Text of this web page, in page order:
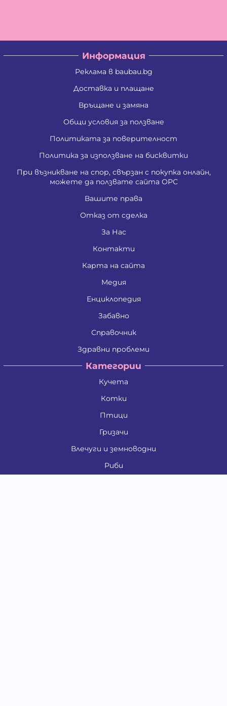
Информация
Реклама в baubau.bg
Доставка и плащане
Връщане и замяна
Общи условия за ползване
Политиката за поверителност
Политика за използване на бисквитки
При възникване на спор, свързан с покупка онлайн,
можете да ползвате сайта ОРС
Вашите права
Отказ от сделка
За Нас
Контакти
Карта на сайта
Медия
Енциклопедия
Забавно
Справочник
Здравни проблеми
Категории
Кучета
Котки
Птици
Гризачи
Влечуги и земноводни
Риби